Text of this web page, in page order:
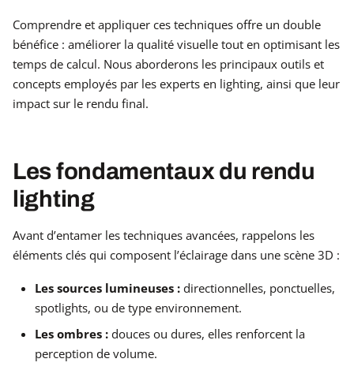
Comprendre et appliquer ces techniques offre un double
bénéfice : améliorer la qualité visuelle tout en optimisant les
temps de calcul. Nous aborderons les principaux outils et
concepts employés par les experts en lighting, ainsi que leur
impact sur le rendu final.
Les fondamentaux du rendu
lighting
Avant d’entamer les techniques avancées, rappelons les
éléments clés qui composent l’éclairage dans une scène 3D :
Les sources lumineuses : directionnelles, ponctuelles,
spotlights, ou de type environnement.
Les ombres : douces ou dures, elles renforcent la
perception de volume.